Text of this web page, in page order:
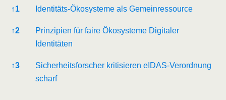
Refe­ren­ces
↑1 Iden­ti­täts-Öko­sys­te­me als Gemeinressource
↑2
Prin­zi­pi­en für fai­re Öko­sys­te­me Digi­ta­ler
Identitäten
↑3
Sicher­heits­for­scher kri­ti­sie­ren eIDAS-Ver­ord­nung
scharf